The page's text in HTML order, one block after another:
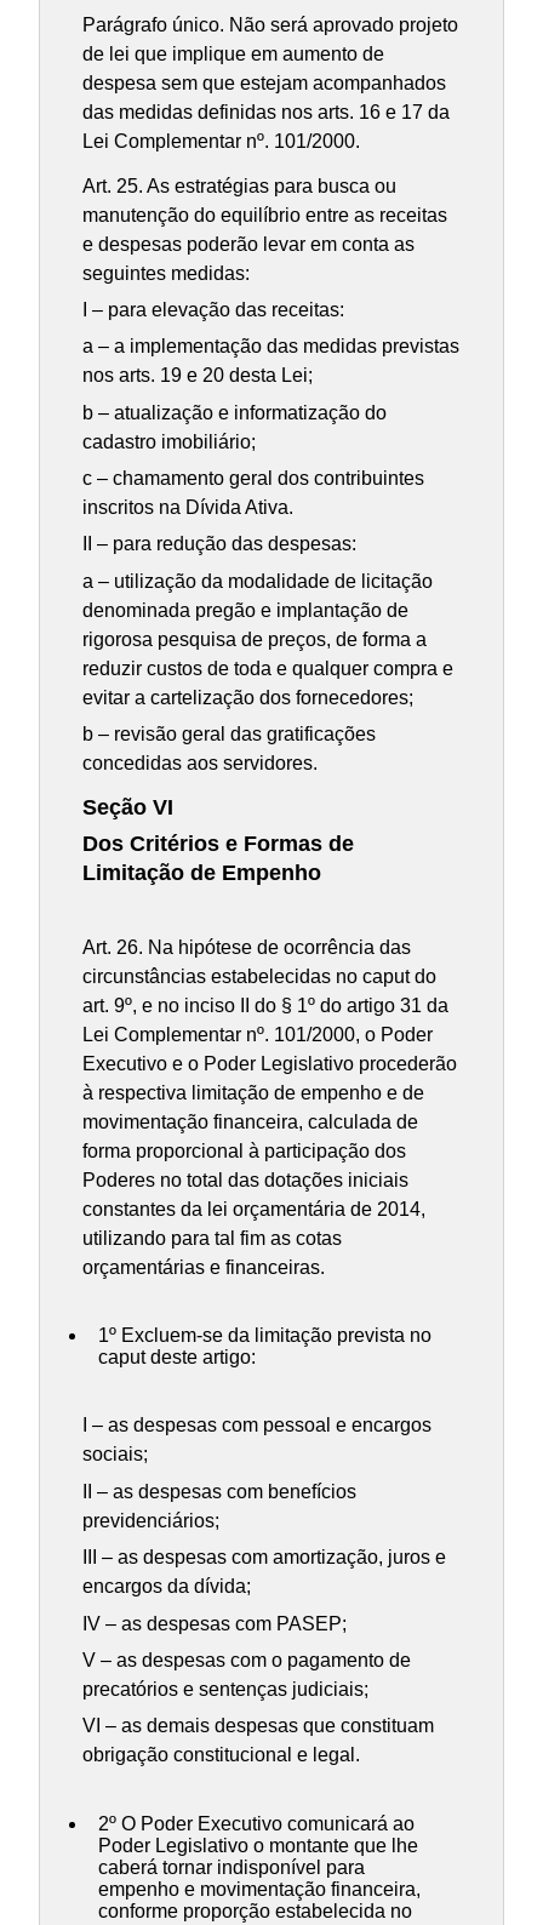
Parágrafo único. Não será aprovado projeto
de lei que implique em aumento de
despesa sem que estejam acompanhados
das medidas definidas nos arts. 16 e 17 da
Lei Complementar nº. 101/2000.
Art. 25. As estratégias para busca ou
manutenção do equilíbrio entre as receitas
e despesas poderão levar em conta as
seguintes medidas:
I – para elevação das receitas:
a – a implementação das medidas previstas
nos arts. 19 e 20 desta Lei;
b – atualização e informatização do
cadastro imobiliário;
c – chamamento geral dos contribuintes
inscritos na Dívida Ativa.
II – para redução das despesas:
a – utilização da modalidade de licitação
denominada pregão e implantação de
rigorosa pesquisa de preços, de forma a
reduzir custos de toda e qualquer compra e
evitar a cartelização dos fornecedores;
b – revisão geral das gratificações
concedidas aos servidores.
Seção VI
Dos Critérios e Formas de
Limitação de Empenho
Art. 26. Na hipótese de ocorrência das
circunstâncias estabelecidas no caput do
art. 9º, e no inciso II do § 1º do artigo 31 da
Lei Complementar nº. 101/2000, o Poder
Executivo e o Poder Legislativo procederão
à respectiva limitação de empenho e de
movimentação financeira, calculada de
forma proporcional à participação dos
Poderes no total das dotações iniciais
constantes da lei orçamentária de 2014,
utilizando para tal fim as cotas
orçamentárias e financeiras.
1º Excluem-se da limitação prevista no
caput deste artigo:
I – as despesas com pessoal e encargos
sociais;
II – as despesas com benefícios
previdenciários;
III – as despesas com amortização, juros e
encargos da dívida;
IV – as despesas com PASEP;
V – as despesas com o pagamento de
precatórios e sentenças judiciais;
VI – as demais despesas que constituam
obrigação constitucional e legal.
2º O Poder Executivo comunicará ao
Poder Legislativo o montante que lhe
caberá tornar indisponível para
empenho e movimentação financeira,
conforme proporção estabelecida no